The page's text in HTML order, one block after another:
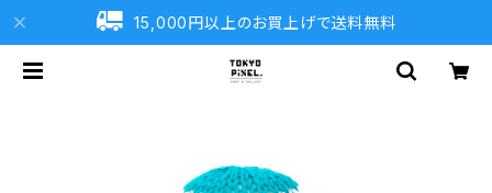
15,000円以上のお買上げで送料無料